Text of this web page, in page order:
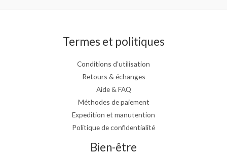
Termes et politiques
Conditions d’utilisation
Retours & échanges
Aide & FAQ
Méthodes de paiement
Expedition et manutention
Politique de confidentialité
Bien-être